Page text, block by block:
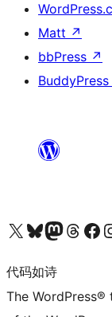
Matt ↗
bbPress ↗
BuddyPress
关注我们的 X（原 Twitter）账号访问我们的 Bluesky 账号关注我们的 Mastodon 账号访问我们的 Threads 账号 访问我们的 Facebook 公共主页关注我
代码如诗
The